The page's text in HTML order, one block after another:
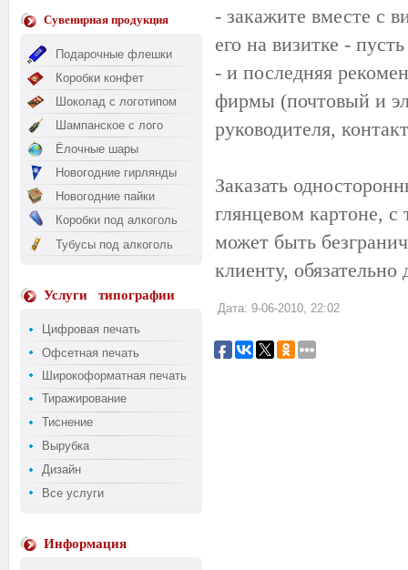
Сувенирная продукция
Подарочные флешки
Коробки конфет
Шоколад с логотипом
Шампанское с лого
Ёлочные шары
Новогодние гирлянды
Новогодние пайки
Коробки под алкоголь
Тубусы под алкоголь
Услуги типографии
Цифровая печать
Офсетная печать
Широкоформатная печать
Тиражирование
Тиснение
Вырубка
Дизайн
Все услуги
Информация
- закажите вместе с
его на визитке -
- и последняя
фирмы (почтовый и
руководителя,
Заказать
глянцевом картоне,
может быть
клиенту,
Дата: 9-06-2010, 22:02